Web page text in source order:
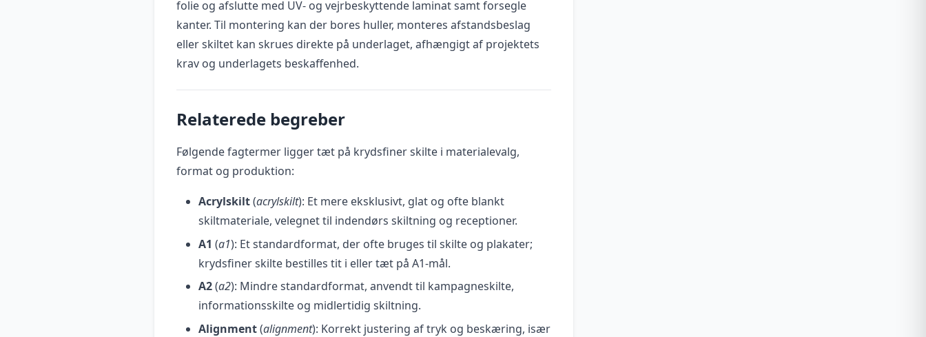
folie og afslutte med UV- og vejrbeskyttende laminat samt forsegle
kanter. Til montering kan der bores huller, monteres afstandsbeslag
eller skiltet kan skrues direkte på underlaget, afhængigt af projektets
krav og underlagets beskaffenhed.
Relaterede begreber
Følgende fagtermer ligger tæt på krydsfiner skilte i materialevalg,
format og produktion:
Acrylskilt(acrylskilt): Et mere eksklusivt, glat og ofte blankt
skiltmateriale, velegnet til indendørs skiltning og receptioner.
A1 (a1): Et standardformat, der ofte bruges til skilte og plakater;
krydsfiner skilte bestilles tit i eller tæt på A1-mål.
A2(a2): Mindre standardformat, anvendt til kampagneskilte,
informationsskilte og midlertidig skiltning.
Alignment(alignment): Korrekt justering af tryk og beskæring, især